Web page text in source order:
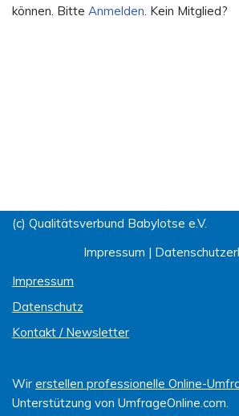
können. Bitte Anmelden. Kein Mitglied?
(c) Qualitätsverbund Babylotse e.V.
Impressum |
Impressum
Datenschutz
Kontakt / Newsletter
Wir erstellen professionelle Online-
Unterstützung von UmfrageOnline.com.